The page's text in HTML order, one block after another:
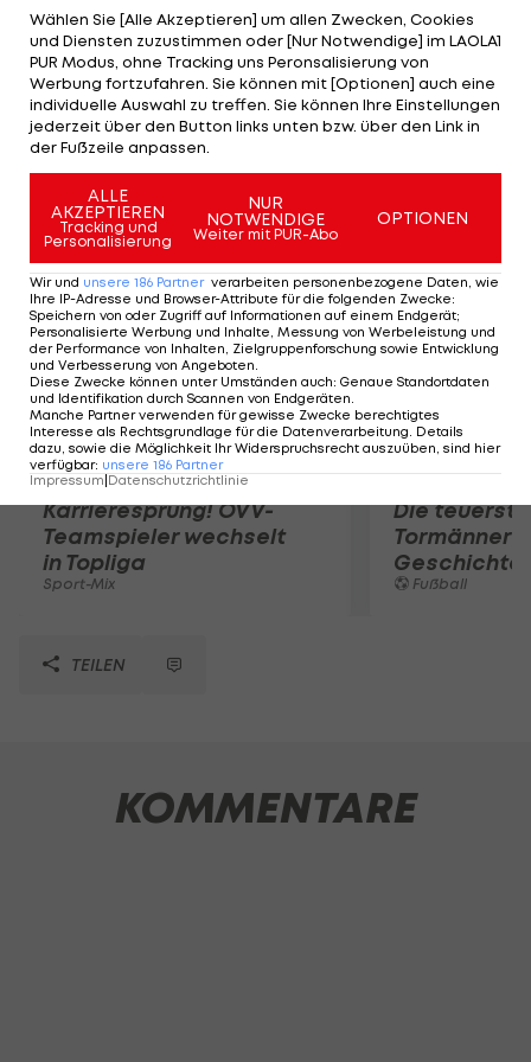
gewinnen ihr Erstrunden-Spiel in der Quali,
scheitern aber an Evandro/Vitor Felipe.
Kunert/Dressler verlieren in Runde 1. Zwei
Niederlagen in den Gruppenspielen setzt es für
Schwaiger/Chukwuma und Hansel/Zass. Beide
Duos haben dennoch Aufstiegs-Chancen.
Mehr zum Thema
Karrieresprung! ÖVV-
Teamspieler wechselt
in Topliga
Sport-Mix
Die
Tormänner
Geschichte
Fußball
TEILEN
KOMMENTARE
Wählen Sie [Alle Akzeptieren] um allen Zwecken, Cookies
und Diensten zuzustimmen oder [Nur Notwendige] im LAOLA1
PUR Modus, ohne Tracking uns Peronsalisierung von
Werbung fortzufahren. Sie können mit [Optionen] auch eine
individuelle Auswahl zu treffen. Sie können Ihre Einstellungen
jederzeit über den Button links unten bzw. über den Link in
der Fußzeile anpassen.
ALLE
AKZEPTIEREN
Tracking und
Personalisierung
NUR
NOTWENDIGE
Weiter mit PUR-Abo
OPTIONEN
Wir und unsere 186 Partner verarbeiten personenbezogene Daten, wie
Ihre IP-Adresse und Browser-Attribute für die folgenden Zwecke:
Speichern von oder Zugriff auf Informationen auf einem Endgerät;
Personalisierte Werbung und Inhalte, Messung von Werbeleistung und
der Performance von Inhalten, Zielgruppenforschung sowie Entwicklung
und Verbesserung von Angeboten.
Diese Zwecke können unter Umständen auch: Genaue Standortdaten
und Identifikation durch Scannen von Endgeräten.
Manche Partner verwenden für gewisse Zwecke berechtigtes
Interesse als Rechtsgrundlage für die Datenverarbeitung. Details
dazu, sowie die Möglichkeit Ihr Widerspruchsrecht auszuüben, sind hier
verfügbar: unsere 186 Partner
Impressum Datenschutzrichtlinie